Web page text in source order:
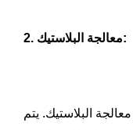
2. معالجة البلاستيك:
البلاستيك. يتم